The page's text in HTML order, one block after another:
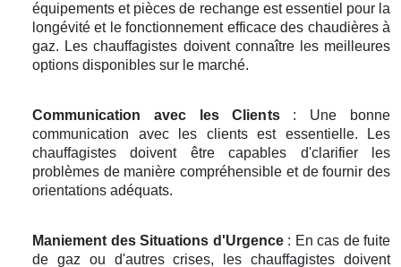
équipements et pièces de rechange est essentiel pour la
longévité et le fonctionnement efficace des chaudières à
gaz. Les chauffagistes doivent connaître les meilleures
options disponibles sur le marché.
Communication avec les Clients: Une bonne
communication avec les clients est essentielle. Les
chauffagistes doivent être capables d'clarifier les
problèmes de manière compréhensible et de fournir des
orientations adéquats.
Maniement des Situations d'Urgence: En cas de fuite
de gaz ou d'autres crises, les chauffagistes doivent